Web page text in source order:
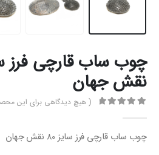
نقش جهان
( هیچ دیدگاهی برای این
چوب ساب قارچی فرز سایز 80 نقش جهان